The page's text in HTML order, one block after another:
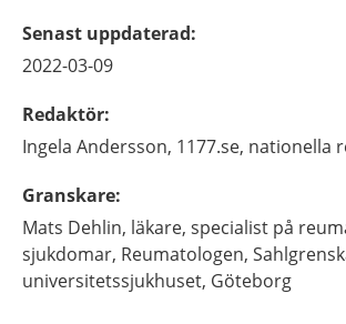
Senast uppdaterad:
2022-03-09
Redaktör:
Ingela Andersson, 1177.se, nationella
Granskare:
Mats Dehlin, läkare, specialist på
sjukdomar, Reumatologen,
universitetssjukhuset, Göteborg